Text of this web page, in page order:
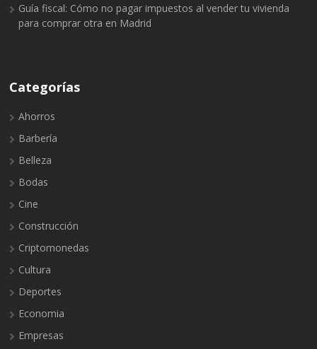
Guía fiscal: Cómo no pagar impuestos al vender tu vivienda
para comprar otra en Madrid
Categorías
Ahorros
Barbería
Belleza
Bodas
Cine
Construcción
Criptomonedas
Cultura
Deportes
Economia
Empresas